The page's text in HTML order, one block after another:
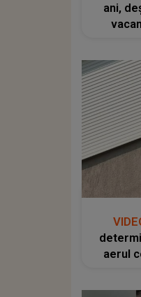
ani,
aerul